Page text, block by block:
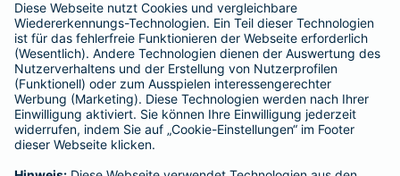
BELIEBTE SEITEN
Kranken-Zusatzversicherung
Tierversicherungen
Haftpflichtversicherung
Hausratversicherung